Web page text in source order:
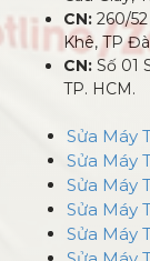
CN: 260/
Khê, TP
CN: Số 01
TP. HCM.
Sửa Máy
Sửa Máy
Sửa Máy
Sửa Máy
Sửa Máy